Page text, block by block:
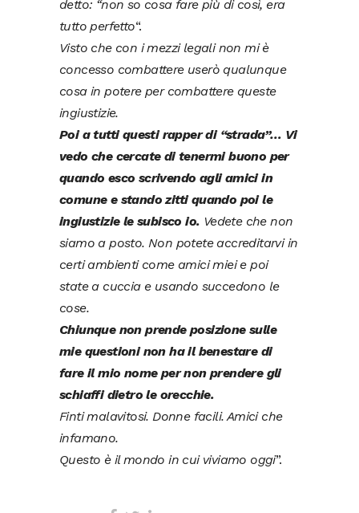
detto: “non so cosa fare più di così, era
tutto perfetto“.
Visto che con i mezzi legali non mi è
concesso combattere userò qualunque
cosa in potere per combattere queste
ingiustizie.
Poi a tutti questi rapper di “strada”… Vi
vedo che cercate di tenermi buono per
quando esco scrivendo agli amici in
comune e stando zitti quando poi le
ingiustizie le subisco io. Vedete che non
siamo a posto. Non potete accreditarvi in
certi ambienti come amici miei e poi
state a cuccia e usando succedono le
cose.
Chiunque non prende posizione sulle
mie questioni non ha il benestare di
fare il mio nome per non prendere gli
schiaffi dietro le orecchie.
Finti malavitosi. Donne facili. Amici che
infamano.
Questo è il mondo in cui viviamo oggi”.